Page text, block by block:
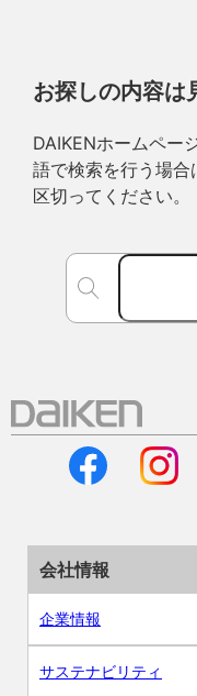
お探しの内容は
DAIKENホームペー
語で検索を行う場
区切ってください。
会社情報
企業情報
サステナビリティ